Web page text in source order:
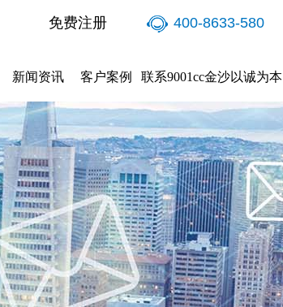
免费注册 400-8633-580
新闻资讯 客户案例 联系9001cc金沙以诚为本